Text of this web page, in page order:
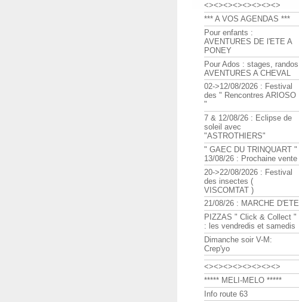
<><><><><><><><>
*** A VOS AGENDAS ***
Pour enfants :
AVENTURES DE l'ETE A
PONEY
Pour Ados : stages, randos
AVENTURES A CHEVAL
02->12/08/2026 : Festival
des " Rencontres ARIOSO
"
7 & 12/08/26 : Eclipse de
soleil avec
"ASTROTHIERS"
" GAEC DU TRINQUART "
13/08/26 : Prochaine vente
20->22/08/2026 : Festival
des insectes (
VISCOMTAT )
21/08/26 : MARCHE D'ETE
PIZZAS " Click & Collect "
: les vendredis et samedis
Dimanche soir V-M:
Crep'yo
<><><><><><><><>
***** MELI-MELO *****
Info route 63